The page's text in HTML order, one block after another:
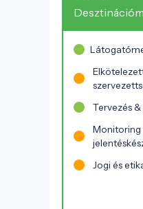
Tervezés
Monitoring
Jogi és